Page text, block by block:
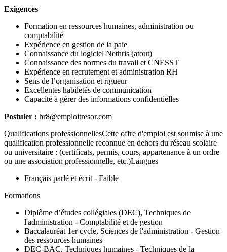
Exigences
Formation en ressources humaines, administration ou
comptabilité
Expérience en gestion de la paie
Connaissance du logiciel Nethris (atout)
Connaissance des normes du travail et CNESST
Expérience en recrutement et administration RH
Sens de l’organisation et rigueur
Excellentes habiletés de communication
Capacité à gérer des informations confidentielles
Postuler : hr8@emploitresor.com
Qualifications professionnellesCette offre d'emploi est soumise à une
qualification professionnelle reconnue en dehors du réseau scolaire
ou universitaire : (certificats, permis, cours, appartenance à un ordre
ou une association professionnelle, etc.)Langues
Français parlé et écrit - Faible
Formations
Diplôme d’études collégiales (DEC), Techniques de
l'administration - Comptabilité et de gestion
Baccalauréat 1er cycle, Sciences de l'administration - Gestion
des ressources humaines
DEC-BAC, Techniques humaines - Techniques de la